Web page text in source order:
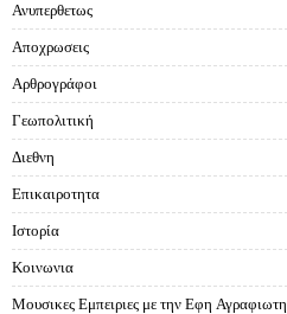
Ανυπερθετως
Αποχρωσεις
Αρθρογράφοι
Γεωπολιτική
Διεθνη
Επικαιροτητα
Ιστορία
Κοινωνια
Μουσικες Εμπειριες με την Εφη Αγραφιωτη